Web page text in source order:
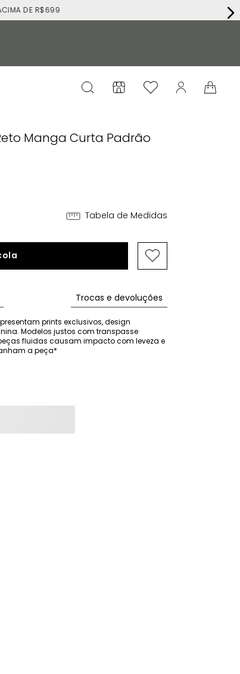
DE R$699
Manga Curta Padrão
Tabela de Medidas
Trocas e devoluções
prints exclusivos, design
Modelos justos com transpasse
fluidas causam impacto com leveza e
a peça*